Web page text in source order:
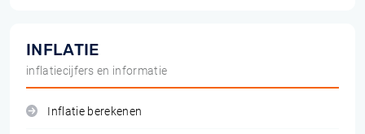
INFLATIE
inflatiecijfers en informatie
Inflatie berekenen